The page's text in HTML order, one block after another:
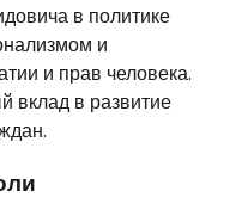
в политике
и
и прав человека.
вклад в развитие